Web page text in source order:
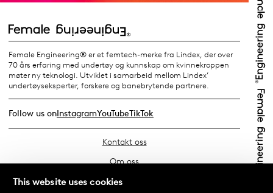
This website uses cookies
Female Engineering® er et femtech-merke fra Lindex, der over
70 års erfaring med undertøy og kunnskap om kvinnekroppen
møter ny teknologi. Utviklet i samarbeid mellom Lindex’
undertøyseksperter, forskere og banebrytende partnere.
Follow us onInstagramYouTubeTikTok
Kontakt oss
Om oss
Finn din butikk